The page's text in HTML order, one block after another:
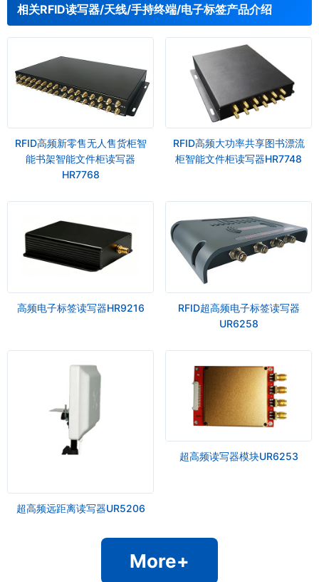
相关RFID读写器/天线/手持终端/电子标签产品介绍
RFID高频新零售无人售货柜智
能书架智能文件柜读写器
HR7768
RFID高频大功率共享图书漂流
柜智能文件柜读写器HR7748
高频电子标签读写器HR9216
RFID超高频电子标签读写器
UR6258
超高频远距离读写器UR5206
超高频读写器模块UR6253
More+